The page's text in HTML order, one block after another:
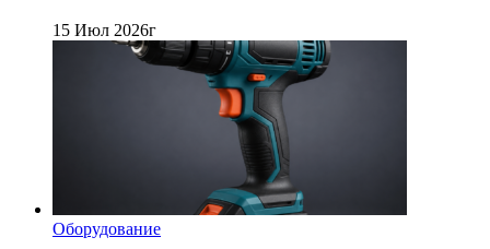
15 Июл 2026г
Оборудование